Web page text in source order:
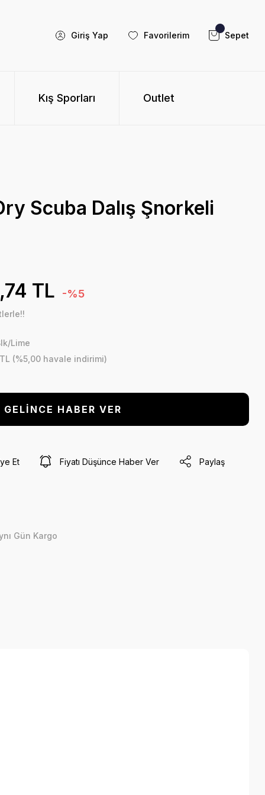
Giriş Yap Favorilerim Sepet
Kış Sporları Outlet
Scuba Dalış Şnorkeli
TL -%5
Lime
(%5,00 havale indirimi)
GELİNCE HABER VER
Et Fiyatı Düşünce Haber Ver Paylaş
Gün Kargo